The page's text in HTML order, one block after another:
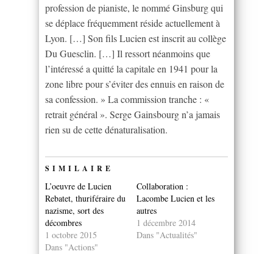
profession de pianiste, le nommé Ginsburg qui
se déplace fréquemment réside actuellement à
Lyon. […] Son fils Lucien est inscrit au collège
Du Guesclin. […] Il ressort néanmoins que
l’intéressé a quitté la capitale en 1941 pour la
zone libre pour s’éviter des ennuis en raison de
sa confession. » La commission tranche : «
retrait général ». Serge Gainsbourg n’a jamais
rien su de cette dénaturalisation.
SIMILAIRE
L’oeuvre de Lucien
Rebatet, thuriféraire du
nazisme, sort des
décombres
1 octobre 2015
Dans "Actions"
Collaboration :
Lacombe Lucien et les
autres
1 décembre 2014
Dans "Actualités"